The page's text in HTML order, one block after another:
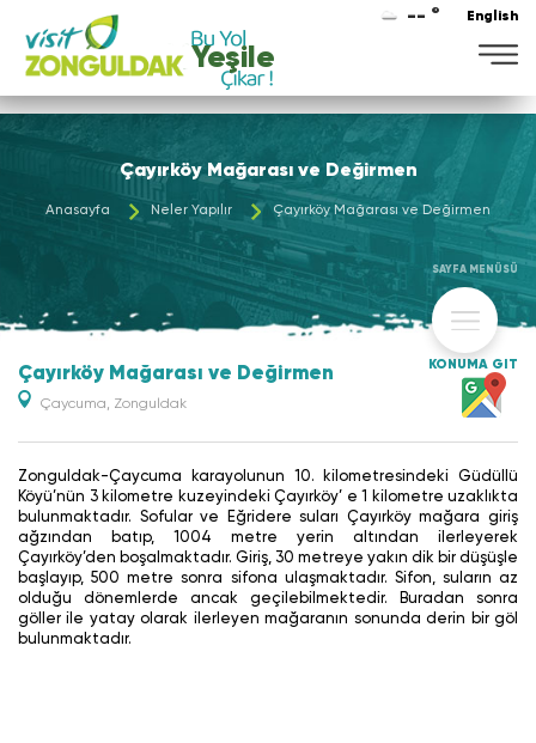
-- ° English
Yeşile
Çayırköy Mağarası ve Değirmen
Anasayfa Neler Yapılır Çayırköy Mağarası ve Değirmen
SAYFA MENÜSÜ
Çayırköy Mağarası ve Değirmen
Çaycuma, Zonguldak
KONUMA GİT
Zonguldak-Çaycuma karayolunun 10. kilometresindeki Güdüllü
Köyü’nün 3 kilometre kuzeyindeki Çayırköy’ e 1 kilometre uzaklıkta
bulunmaktadır. Sofular ve Eğridere suları Çayırköy mağara giriş
ağzından batıp, 1004 metre yerin altından ilerleyerek
Çayırköy’den boşalmaktadır. Giriş, 30 metreye yakın dik bir düşüşle
başlayıp, 500 metre sonra sifona ulaşmaktadır. Sifon, suların az
olduğu dönemlerde ancak geçilebilmektedir. Buradan sonra
göller ile yatay olarak ilerleyen mağaranın sonunda derin bir göl
bulunmaktadır.